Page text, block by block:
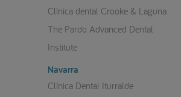
Clínica dental Crooke & Laguna
The Pardo Advanced Dental
Institute
Navarra
Clínica Dental Iturralde